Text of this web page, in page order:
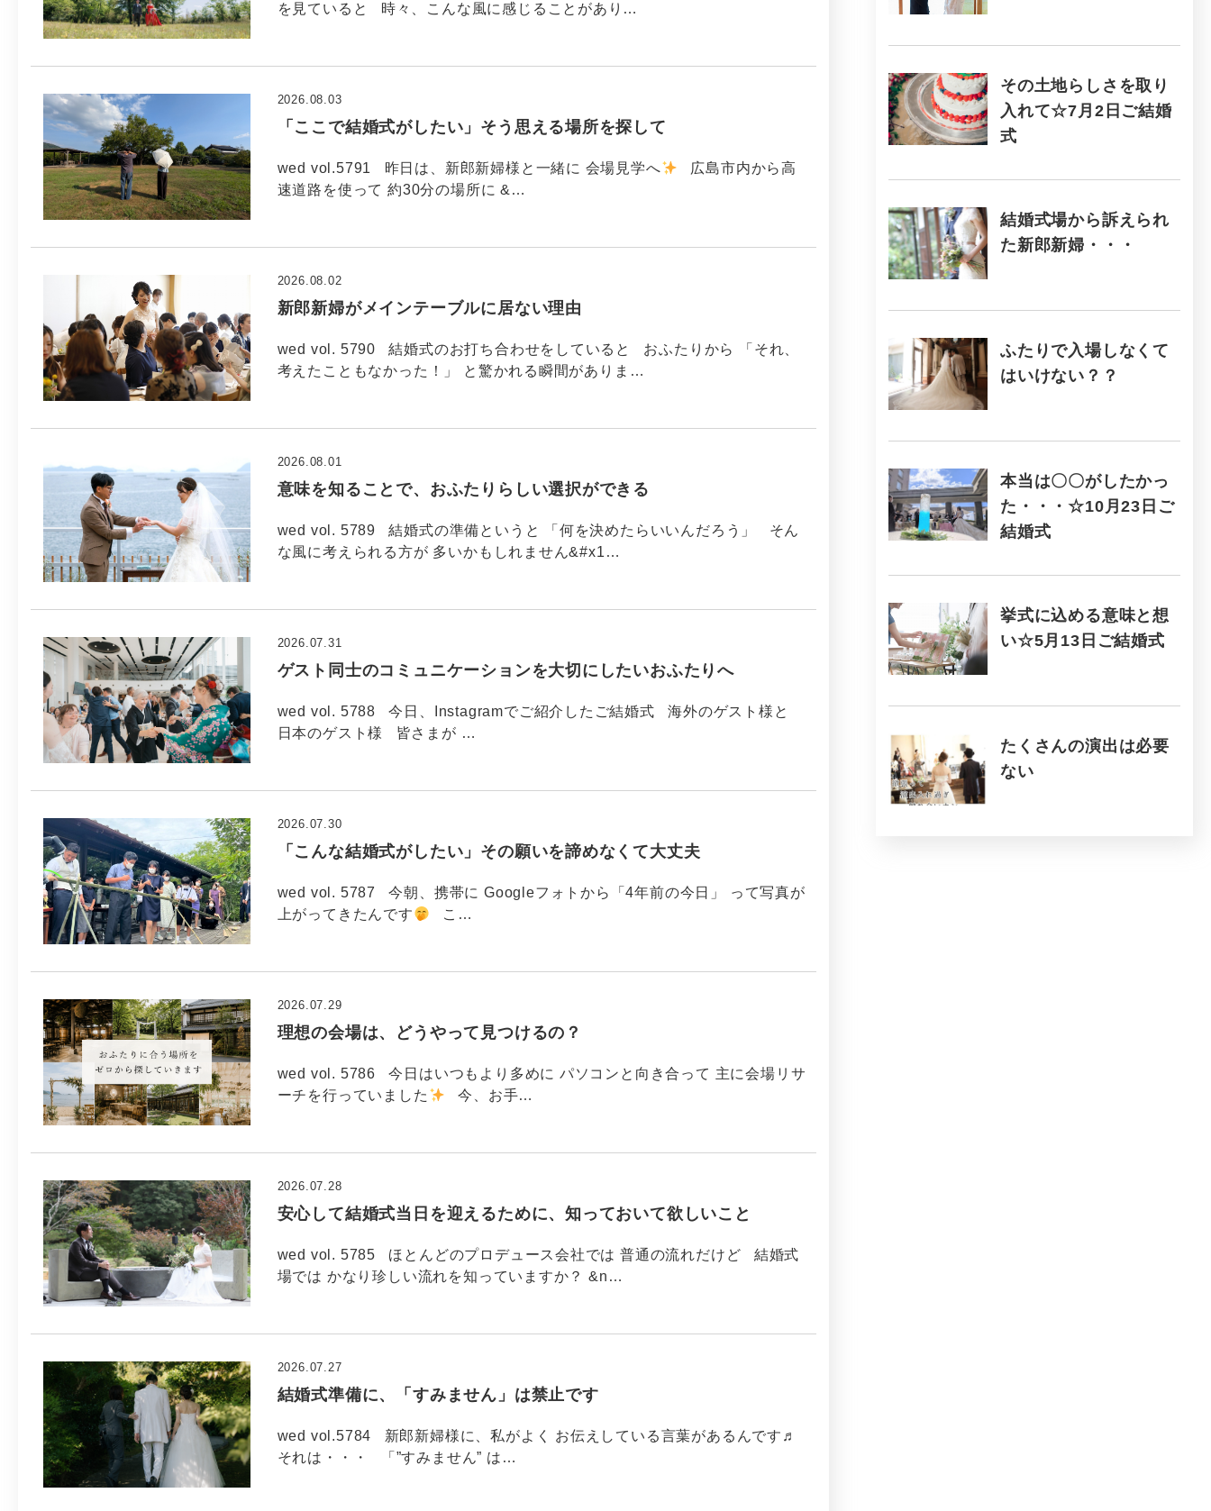
を見ていると 時々、こんな風に感じることがあり…
「ここで結婚式がしたい」そう思える場所を探して
2026.08.03
wed vol.5791 昨日は、新郎新婦様と一緒に 会場見学へ
広島市内から高
速道路を使って 約30分の場所に &…
新郎新婦がメインテーブルに居ない理由
2026.08.02
wed vol. 5790 結婚式のお打ち合わせをしていると おふたりから 「それ、
考えたこともなかった！」 と驚かれる瞬間がありま…
意味を知ることで、おふたりらしい選択ができる
2026.08.01
wed vol. 5789 結婚式の準備というと 「何を決めたらいいんだろう」 そん
な風に考えられる方が 多いかもしれません&#x1…
ゲスト同士のコミュニケーションを大切にしたいおふたりへ
2026.07.31
wed vol. 5788 今日、Instagramでご紹介したご結婚式 海外のゲスト様と
日本のゲスト様 皆さまが …
「こんな結婚式がしたい」その願いを諦めなくて大丈夫
2026.07.30
wed vol. 5787 今朝、携帯に Googleフォトから「4年前の今日」 って写真が
上がってきたんです
こ…
理想の会場は、どうやって見つけるの？
2026.07.29
wed vol. 5786 今日はいつもより多めに パソコンと向き合って 主に会場リサ
ーチを行っていました
今、お手…
安心して結婚式当日を迎えるために、知っておいて欲しいこと
2026.07.28
wed vol. 5785 ほとんどのプロデュース会社では 普通の流れだけど 結婚式
場では かなり珍しい流れを知っていますか？ &n…
結婚式準備に、「すみません」は禁止です
2026.07.27
wed vol.5784 新郎新婦様に、私がよく お伝えしている言葉があるんです♬
それは・・・ 「”すみません” は…
その土地らしさを取り
入れて☆7月2日ご結婚
式
結婚式場から訴えられ
た新郎新婦・・・
ふたりで入場しなくて
はいけない？？
本当は〇〇がしたかっ
た・・・☆10月23日ご
結婚式
挙式に込める意味と想
い☆5月13日ご結婚式
たくさんの演出は必要
ない